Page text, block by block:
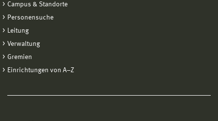
Campus & Standorte
Personensuche
Leitung
Verwaltung
Gremien
Einrichtungen von A−Z